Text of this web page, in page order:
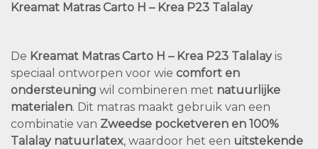
Kreamat Matras Carto H – Krea P23 Talalay
De Kreamat Matras Carto H – Krea P23 Talalayis
speciaal ontworpen voor wie comfort en
ondersteuning wil combineren met natuurlijke
materialen. Dit matras maakt gebruik van een
combinatie van Zweedse pocketveren en 100%
Talalay natuurlatex, waardoor het een uitstekende